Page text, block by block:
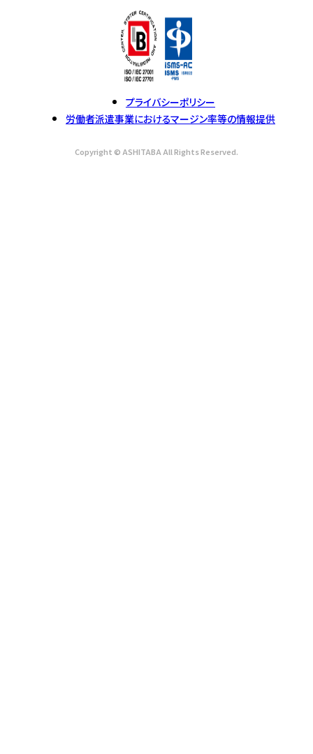
プライバシーポリシー
労働者派遣事業におけるマージン率等の情報提供
Copyright © ASHITABA All Rights Reserved.